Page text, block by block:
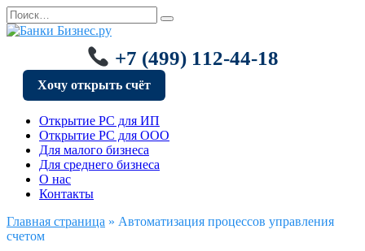
Перейти
к
Search
for:
+7 (499) 112-44-18
Хочу открыть счёт
Открытие РС для ИП
Открытие РС для ООО
Для малого бизнеса
Для среднего бизнеса
О нас
Контакты
Главная страница » Автоматизация процессов управления
счетом